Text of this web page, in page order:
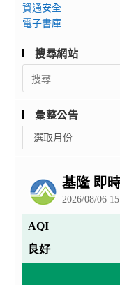
資通安全
電子書庫
搜尋網站
Search
for:
彙整公告
整
選取月份